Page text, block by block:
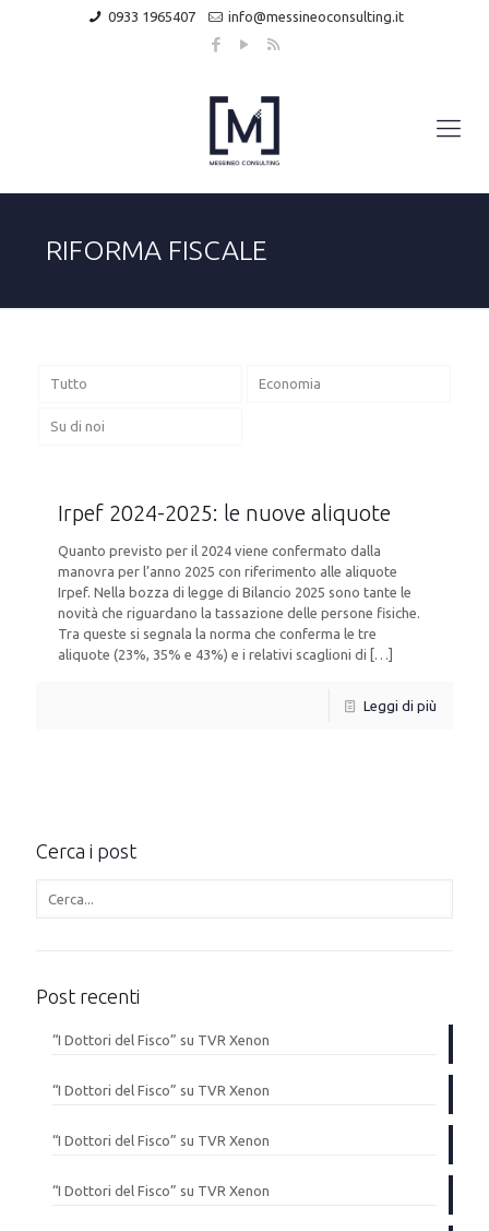
0933 1965407 info@messineoconsulting.it
RIFORMA FISCALE
Tutto Economia
Su di noi
Irpef 2024-2025: le nuove aliquote
Quanto previsto per il 2024 viene confermato dalla
manovra per l’anno 2025 con riferimento alle aliquote
Irpef. Nella bozza di legge di Bilancio 2025 sono tante le
novità che riguardano la tassazione delle persone fisiche.
Tra queste si segnala la norma che conferma le tre
aliquote (23%, 35% e 43%) e i relativi scaglioni di […]
Leggi di più
Cerca i post
Post recenti
“I Dottori del Fisco” su TVR Xenon
“I Dottori del Fisco” su TVR Xenon
“I Dottori del Fisco” su TVR Xenon
“I Dottori del Fisco” su TVR Xenon